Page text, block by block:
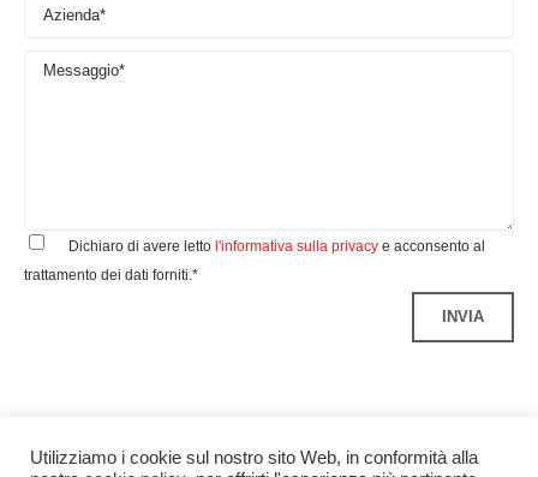
Dichiaro di avere letto l'informativa sulla privacye acconsento al
trattamento dei dati forniti.*
Utilizziamo i cookie sul nostro sito Web, in conformità alla